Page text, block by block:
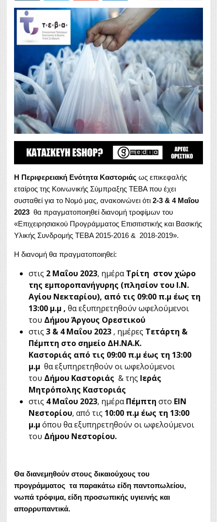
Η Περιφερειακή Ενότητα Καστοριάς ως επικεφαλής
εταίρος της Κοινωνικής Σύμπραξης ΤΕΒΑ που έχει
συσταθεί για το Νομό μας, ανακοινώνει ότι 2-3 & 4 Μαΐου
2023 θα πραγματοποιηθεί διανομή τροφίμων του
«Επιχειρησιακού Προγράμματος Επισιτιστικής και Βασικής
Υλικής Συνδρομής ΤΕΒΑ 2015-2016 & 2018-2019».
Η διανομή θα πραγματοποιηθεί:
στις 2 Μαΐου 2023, ημέραΤρίτη στον χώρο
της εμποροπανήγυρης (πλησίον του Ι.Ν.
Αγίου Νεκταρίου), από τις 09:00 π.μ έως τη
13:00 μ.μ , θα εξυπηρετηθούν ωφελούμενοι
του Δήμου Άργους Ορεστικού
στις 3 & 4 Μαΐου 2023 , ημέρες Τετάρτη &
Πέμπτη στο σημείο ΔΗ.ΝΑ.Κ.
Καστοριάς από τις 09:00 π.μ έως τη 13:00
μ.μ θα εξυπηρετηθούν οι ωφελούμενοι
του Δήμου Καστοριάς & της Ιεράς
Μητρόπολης Καστοριάς
στις 4 Μαΐου 2023, ημέραΠέμπτη στο ΕΙΝ
Νεστορίου, από τις 10:00 π.μ έως τη 13:00
μ.μ όπου θα εξυπηρετηθούν οι ωφελούμενοι
του Δήμου Νεστορίου.
Θα διανεμηθούν στους δικαιούχους του
προγράμματος τα παρακάτω είδη παντοπωλείου,
νωπά τρόφιμα, είδη προσωπικής υγιεινής και
απορρυπαντικά.